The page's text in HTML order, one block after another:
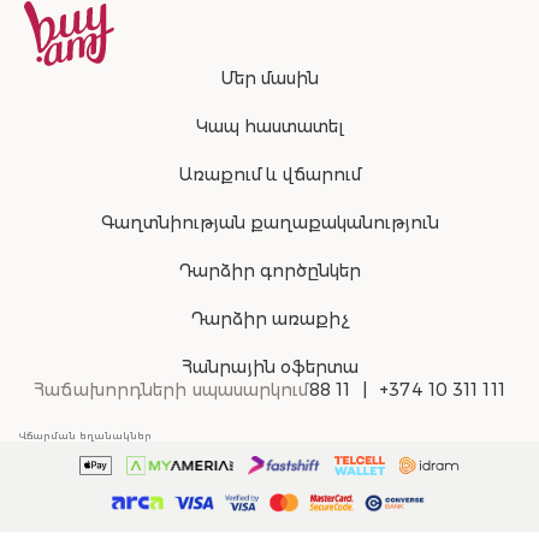
Մեր մասին
Կապ հաստատել
Առաքում և վճարում
Գաղտնիության քաղաքականություն
Դարձիր գործընկեր
Դարձիր առաքիչ
Հանրային օֆերտա
Հաճախորդների սպասարկում88 11 +374 10 311 111
Վճարման եղանակներ